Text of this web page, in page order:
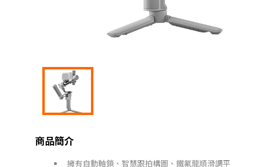
商品簡介
擁有自動軸鎖、智慧跟拍構圖、鐵氟龍順滑調平